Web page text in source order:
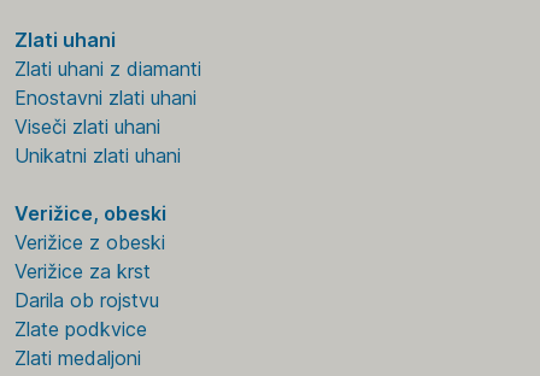
Zlati uhani
Zlati uhani z diamanti
Enostavni zlati uhani
Viseči zlati uhani
Unikatni zlati uhani
Verižice, obeski
Verižice z obeski
Verižice za krst
Darila ob rojstvu
Zlate podkvice
Zlati medaljoni